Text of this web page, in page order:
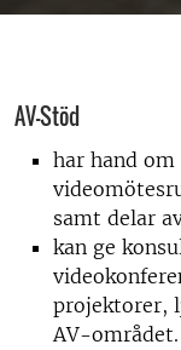
AV-Stöd
har hand
samt delar
kan ge
projektorer,
AV-området.